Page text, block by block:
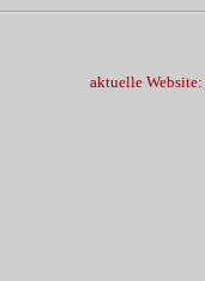
aktuelle Website: